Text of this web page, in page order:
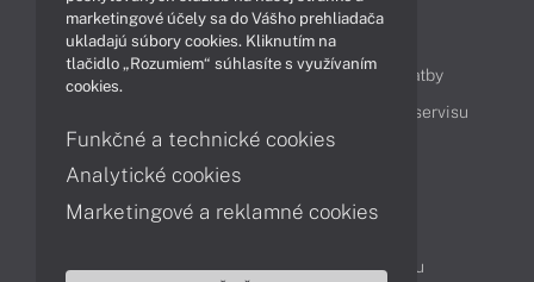
Obsah
Ako nakupovať
Možnosti doručenia a platby
Cenník servisu
Kontakty
Servisné oddelenie
Reklamácia tovaru
marketingové účely sa do Vášho prehliadača
ukladajú súbory cookies. Kliknutím na
tlačidlo „Rozumiem“ súhlasíte s využívaním
cookies.
Funkčné a technické cookies
Analytické cookies
Marketingové a reklamné cookies